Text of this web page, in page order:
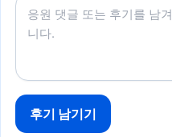
후기 남기기